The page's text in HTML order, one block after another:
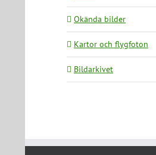
Okända bilder
Kartor och flygfoton
Bildarkivet